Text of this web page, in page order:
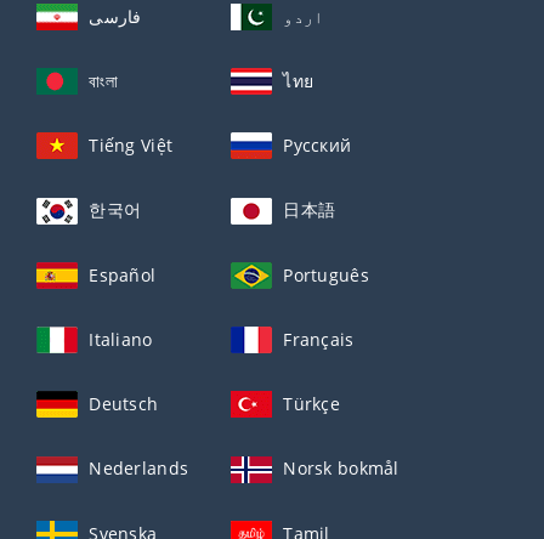
فارسی اردو
বাংলা ไทย
Tiếng Việt Русский
한국어 日本語
Español Português
Italiano Français
Deutsch Türkçe
Nederlands Norsk bokmål
Svenska Tamil